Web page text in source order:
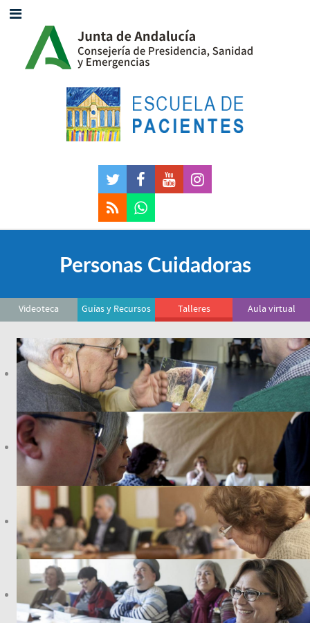
Personas Cuidadoras
Videoteca Guías y Recursos Talleres Aula virtual